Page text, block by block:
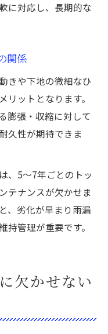
ン防水の実績
に対応し、長期的な
関係
きや下地の微細なひ
ットとなります。
膨張・収縮に対して
久性が期待できま
、5～7年ごとのトッ
テナンスが欠かせま
、劣化が早まり雨漏
持管理が重要です。
欠かせない